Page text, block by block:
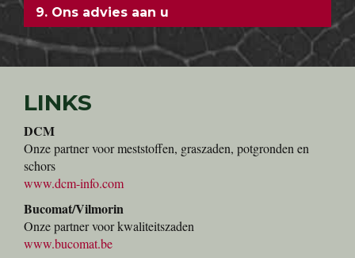
9. Ons advies aan u
LINKS
DCM
Onze partner voor meststoffen, graszaden, potgronden en
schors
www.dcm-info.com
Bucomat/Vilmorin
Onze partner voor kwaliteitszaden
www.bucomat.be